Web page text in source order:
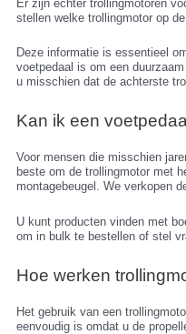
Er zijn echter trollingmotoren
stellen welke trollingmotor op
Deze informatie is essentieel
voetpedaal is om een
u misschien dat de achterste
Kan ik een
Voor mensen die misschien
beste om de trollingmotor met
montagebeugel. We verkopen
U kunt producten vinden met
om in bulk te bestellen of stel
Hoe werken
Het gebruik van een
eenvoudig is omdat u de